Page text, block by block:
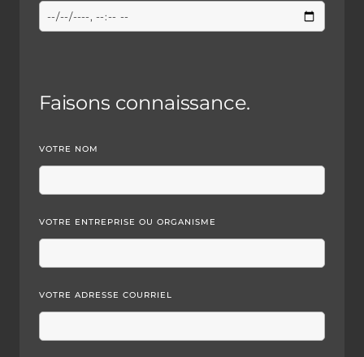
Faisons connaissance.
VOTRE NOM
VOTRE ENTREPRISE OU ORGANISME
VOTRE ADRESSE COURRIEL